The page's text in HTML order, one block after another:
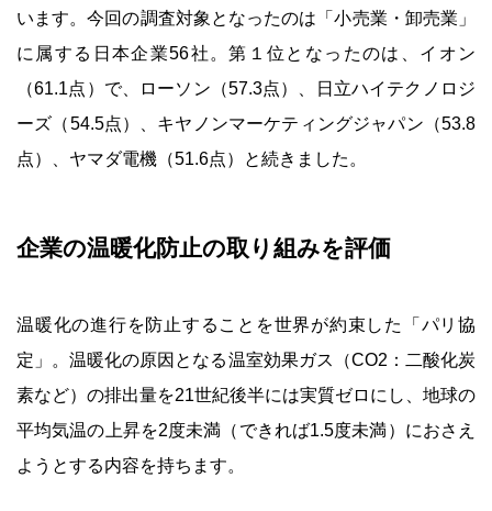
います。今回の調査対象となったのは「小売業・卸売業」
に属する日本企業56社。第１位となったのは、イオン
（61.1点）で、ローソン（57.3点）、日立ハイテクノロジ
ーズ（54.5点）、キヤノンマーケティングジャパン（53.8
点）、ヤマダ電機（51.6点）と続きました。
企業の温暖化防止の取り組みを評価
温暖化の進行を防止することを世界が約束した「パリ協
定」。温暖化の原因となる温室効果ガス（CO2：二酸化炭
素など）の排出量を21世紀後半には実質ゼロにし、地球の
平均気温の上昇を2度未満（できれば1.5度未満）におさえ
ようとする内容を持ちます。